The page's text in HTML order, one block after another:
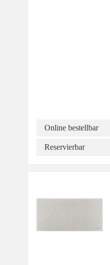
Online bestellbar
Reservierbar